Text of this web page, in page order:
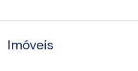
Imóveis